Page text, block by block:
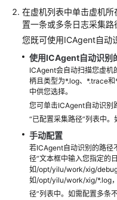
1.0
文
档
更
文
户
指
南
（1.0）
（吉
在虚机列表中单击虚机所
置一条或多条日志采集路
您既可使用ICAgent自动
使用ICAgent自动识别
ICAgent会自动扫描您虚机
柄且类型为*.log、*.trace
中供您选择。
您可单击ICAgent自动识别
“已配置采集路径”列表中。
手动配置
若ICAgent自动识别的路径
径”文本框中输入您指定的
如/opt/yilu/work/xig/
如/opt/yilu/work/xig/*.log
径”列表中。如需配置多条